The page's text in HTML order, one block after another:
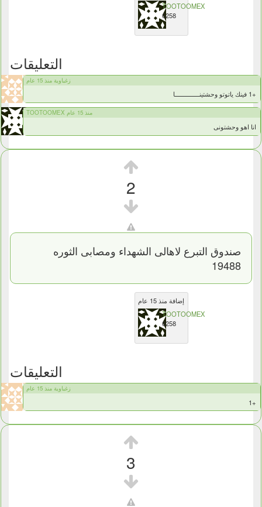
TOOTOOMEX
6258
التعليقات
زغباوية منذ 15 عام
+1 فينك ياتوتو وحشتينــــــــــــــا
TOOTOOMEX منذ 15 عام
انا اهو وحشتونى
2
صندوق التبرع لاهالى الشهداء ومصابى الثوره
19488
إضافة منذ 15 عام
TOOTOOMEX
6258
التعليقات
زغباوية منذ 15 عام
+1
3